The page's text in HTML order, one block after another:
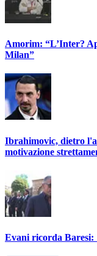
Amorim: “L’Inter?
Milan”
Ibrahimovic, dietro
motivazione
Evani ricorda Baresi: